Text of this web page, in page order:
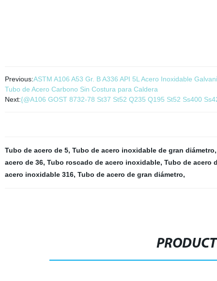
Previous:ASTM A106 A53 Gr. B A336 API 5L Acero Inoxidable
Tubo de Acero Carbono Sin Costura para Caldera
Next:{@A106 GOST 8732-78 St37 St52 Q235 Q195 St52 Ss400
Tubo de acero de 5, Tubo de acero inoxidable de gran diámetro
acero de 36, Tubo roscado de acero inoxidable, Tubo de acero
acero inoxidable 316, Tubo de acero de gran diámetro,